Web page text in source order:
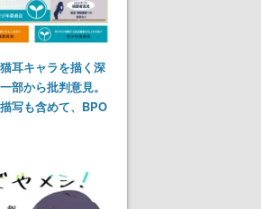
耳キャラを描く深
部から批判意見。
写も含めて、BPO